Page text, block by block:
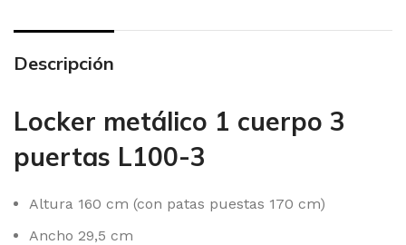
Descripción
Locker metálico 1 cuerpo 3
puertas L100-3
Altura 160 cm (con patas puestas 170 cm)
Ancho 29,5 cm